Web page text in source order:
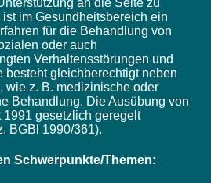
an die Seite zu
im Gesundheitsbereich ein
für die Behandlung von
oder auch
Verhaltensstörungen und
besteht gleichberechtigt neben
wie z. B. medizinische oder
Behandlung. Die Ausübung von
1991 gesetzlich geregelt
BGBl 1990/361).
Schwerpunkte/Themen: